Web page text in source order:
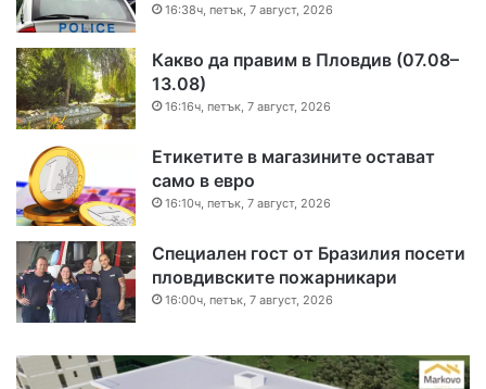
16:38ч, петък, 7 август, 2026
Какво да правим в Пловдив (07.08–
13.08)
16:16ч, петък, 7 август, 2026
Етикетите в магазините остават
само в евро
16:10ч, петък, 7 август, 2026
Специален гост от Бразилия посети
пловдивските пожарникари
16:00ч, петък, 7 август, 2026